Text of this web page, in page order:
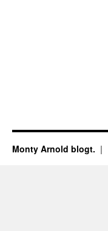
Monty Arnold blogt.